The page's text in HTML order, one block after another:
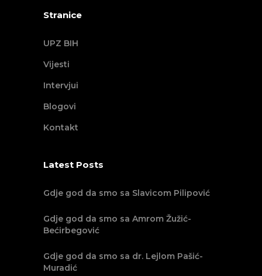
Stranice
UPZ BIH
Vijesti
Intervjui
Blogovi
Kontakt
Latest Posts
Gdje god da smo sa Slavicom Pilipović
Gdje god da smo sa Amrom Žužić-
Bećirbegović
Gdje god da smo sa dr. Lejlom Pašić-
Muradić